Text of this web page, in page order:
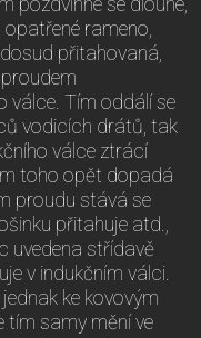
rameno,
přitahovaná,
válce. Tím oddálí se
vodicích drátů, tak
válce ztrácí
toho opět dopadá
proudu stává se
přitahuje atd.,
uvedena střídavě
v indukčním válci.
ke kovovým
tím samy mění ve